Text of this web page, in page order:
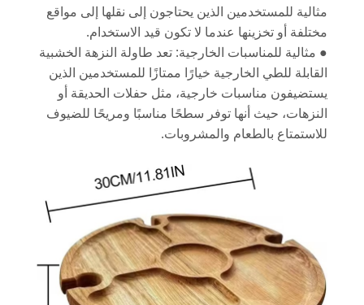
مثالية للمستخدمين الذين يحتاجون إلى نقلها إلى مواقع
مختلفة أو تخزينها عندما لا تكون قيد الاستخدام.
● مثالية للمناسبات الخارجية: تعد طاولة النزهة الخشبية
القابلة للطي الخارجية خيارًا ممتازًا للمستخدمين الذين
يستضيفون مناسبات خارجية، مثل حفلات الحديقة أو
النزهات، حيث أنها توفر سطحًا مناسبًا ومريحًا للضيوف
للاستمتاع بالطعام والمشروبات.